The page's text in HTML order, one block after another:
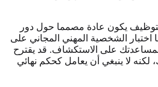
يكون عادة مصمما حول دور
اختبار الشخصية المهني المجاني على
لمساعدتك على الاستكشاف. قد يقترح
لكنه لا ينبغي أن يعامل كحكم نهائي